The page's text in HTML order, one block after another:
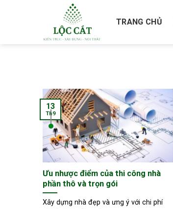
TRANG CHỦ
Ưu nhược điểm của thi công nhà
phần thô và trọn gói
Xây dựng nhà đẹp và ưng ý với chi phí
13
Th9